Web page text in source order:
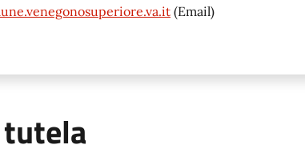
(Email)